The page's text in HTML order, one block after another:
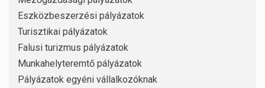
Eszközbeszerzési pályázatok
Turisztikai pályázatok
Falusi turizmus pályázatok
Munkahelyteremtő pályázatok
Pályázatok egyéni vállalkozóknak